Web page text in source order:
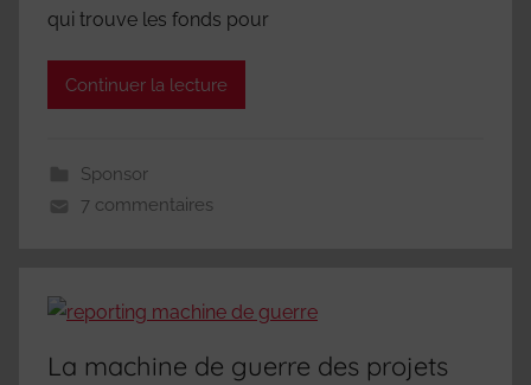
qui trouve les fonds pour
Continuer la lecture
Sponsor
7 commentaires
La machine de guerre des projets